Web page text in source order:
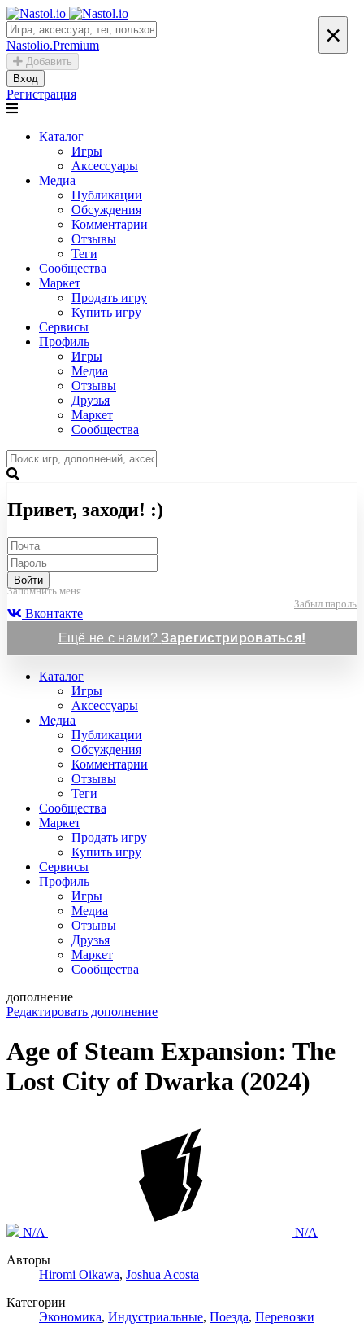
Nastolio.Premium
Добавить
Вход
Регистрация
Каталог
Игры
Аксессуары
Медиа
Публикации
Обсуждения
Комментарии
Отзывы
Теги
Сообщества
Маркет
Продать игру
Купить игру
Сервисы
Профиль
Игры
Медиа
Отзывы
Друзья
Маркет
Сообщества
×
Привет, заходи! :)
Войти
Запомнить меня
Забыл пароль
Вконтакте
Ещё не с нами?Зарегистрироваться!
Каталог
Игры
Аксессуары
Медиа
Публикации
Обсуждения
Комментарии
Отзывы
Теги
Сообщества
Маркет
Продать игру
Купить игру
Сервисы
Профиль
Игры
Медиа
Отзывы
Друзья
Маркет
Сообщества
дополнение
Редактировать дополнение
Age of Steam Expansion: The
Lost City of Dwarka (2024)
N/A
N/A
Авторы
Hiromi Oikawa, Joshua Acosta
Категории
Экономика, Индустриальные, Поезда, Перевозки